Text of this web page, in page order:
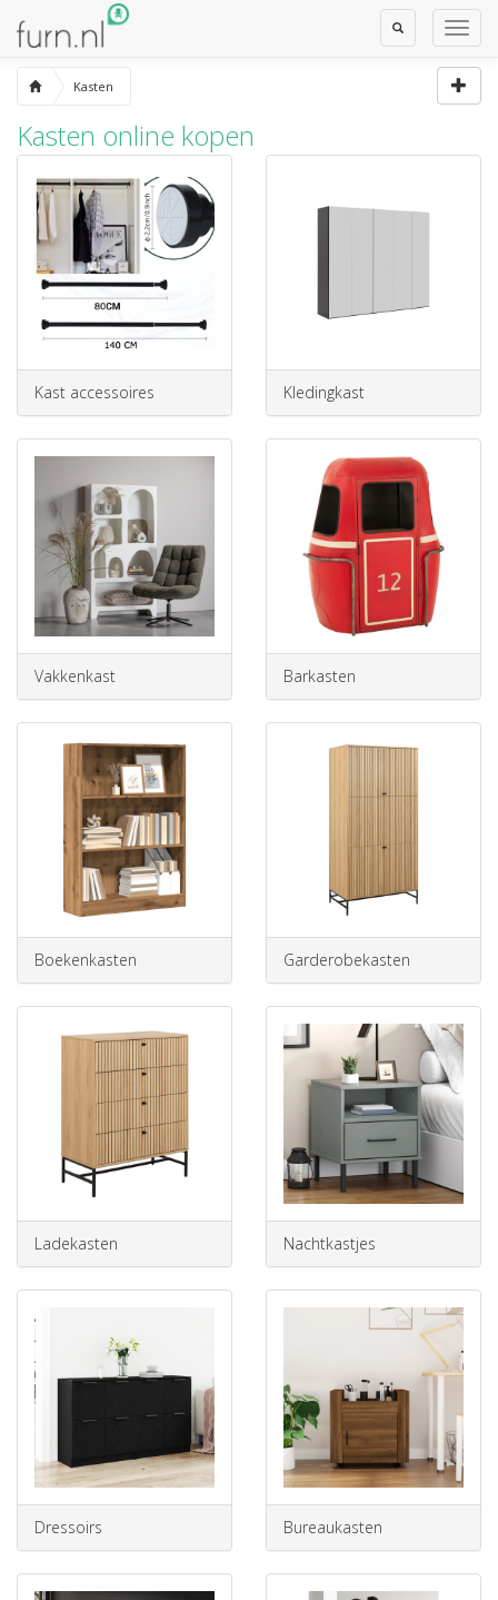
Toggle
Search
Kasten
Kasten online kopen
Kast accessoires Kledingkast
Vakkenkast Barkasten
Boekenkasten Garderobekasten
Ladekasten Nachtkastjes
Dressoirs Bureaukasten